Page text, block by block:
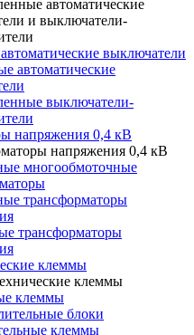
автоматические
и выключатели-
выключатели
автоматические
выключатели-
напряжения 0,4 кВ
напряжения 0,4 кВ
многообмоточные
трансформаторы
трансформаторы
клеммы
клеммы
клеммы
блоки
клеммы